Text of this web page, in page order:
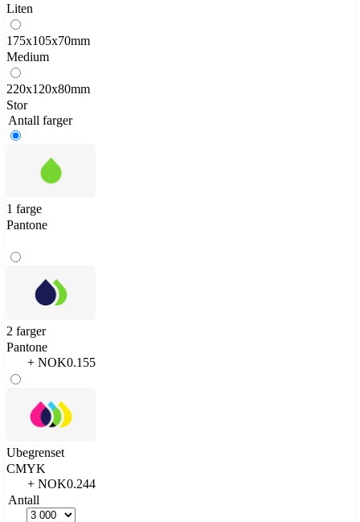
Liten
175x105x70mm
Medium
220x120x80mm
Stor
Antall farger
1 farge
Pantone
2 farger
Pantone
+ NOK0.155
Ubegrenset
CMYK
+ NOK0.244
Antall